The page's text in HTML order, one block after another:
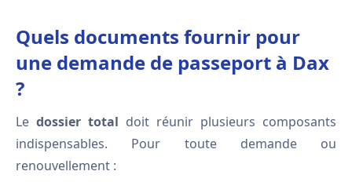
Quels documents fournir pour
une demande de passeport à Dax
?
Le dossier total doit réunir plusieurs composants
indispensables. Pour toute demande ou
renouvellement :